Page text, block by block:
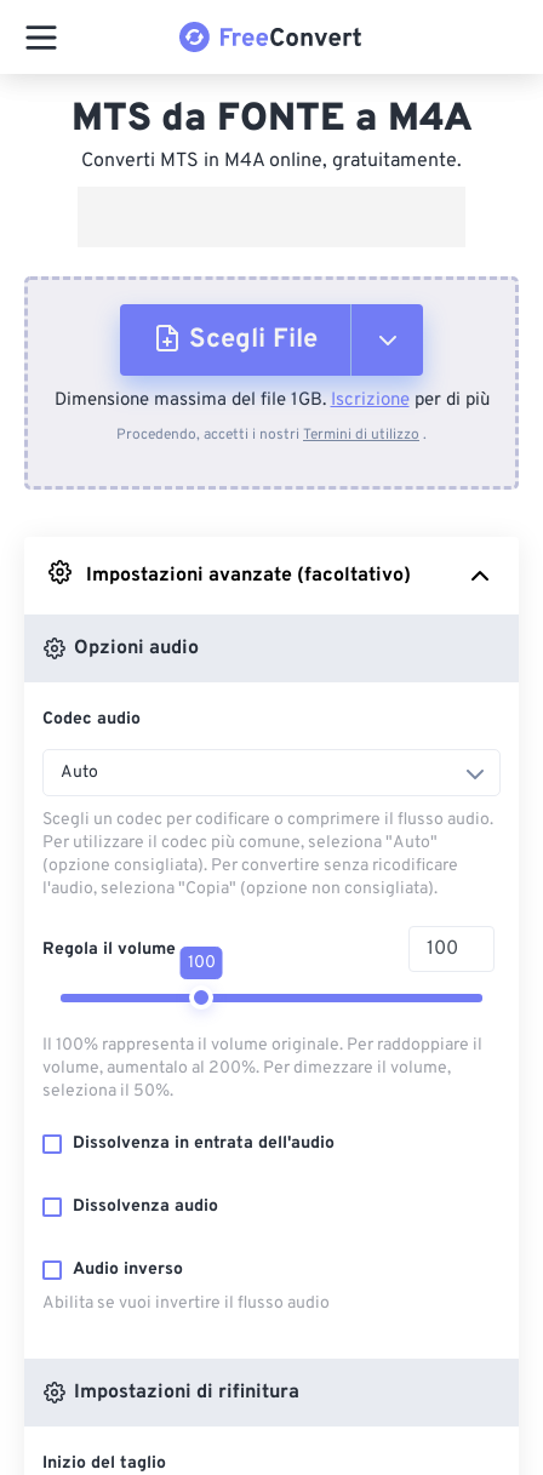
MTS da FONTE a M4A
Converti MTS in M4A online, gratuitamente.
Scegli File
Dal dispositivo
Da Google Drive
Dimensione massima del file 1GB.Iscrizioneper di più
Procedendo, accetti i nostri Termini di utilizzo .
Impostazioni avanzate (facoltativo)
Opzioni audio
Codec audio
Auto
Scegli un codec per codificare o comprimere il flusso audio.
Per utilizzare il codec più comune, seleziona "Auto"
(opzione consigliata). Per convertire senza ricodificare
l'audio, seleziona "Copia" (opzione non consigliata).
Regola il volume
100
Il 100% rappresenta il volume originale. Per raddoppiare il
volume, aumentalo al 200%. Per dimezzare il volume,
seleziona il 50%.
Dissolvenza in entrata dell'audio
Dissolvenza audio
Audio inverso
Abilita se vuoi invertire il flusso audio
Impostazioni di rifinitura
Inizio del taglio